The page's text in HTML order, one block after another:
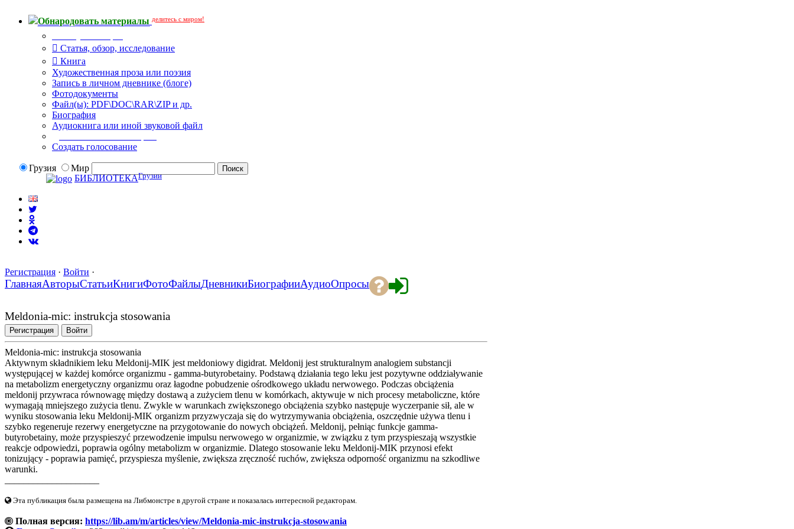
Обнародовать материалы делитесь с миром!
Статья, обзор, исследование
Книга
Художественная проза или поэзия
Запись в личном дневнике (блоге)
Фотодокументы
Файл(ы): PDF\DOC\RAR\ZIP и др.
Биография
Аудиокнига или иной звуковой файл
Создать голосование
Грузия
Мир
БИБЛИОТЕКАГрузии
Регистрация · Войти ·
ГлавнаяАвторыСтатьиКнигиФотоФайлыДневникиБиографииАудиоОпросы
Meldonia-mic: instrukcja stosowania
Регистрация Войти
Meldonia-mic: instrukcja stosowania
Aktywnym składnikiem leku Meldonij-MIK jest meldoniowy digidrat. Meldonij jest strukturalnym analogiem substancji
występującej w każdej komórce organizmu - gamma-butyrobetainy. Podstawą działania tego leku jest pozytywne oddziaływanie
na metabolizm energetyczny organizmu oraz łagodne pobudzenie ośrodkowego układu nerwowego. Podczas obciążenia
meldonij przywraca równowagę między dostawą a zużyciem tlenu w komórkach, aktywuje w nich procesy metaboliczne, które
wymagają mniejszego zużycia tlenu. Zwykle w warunkach zwiększonego obciążenia szybko następuje wyczerpanie sił, ale w
wyniku stosowania leku Meldonij-MIK organizm przyzwyczaja się do wytrzymywania obciążenia, oszczędnie używa tlenu i
szybko regeneruje rezerwy energetyczne na przygotowanie do nowych obciążeń. Meldonij, pełniąc funkcje gamma-
butyrobetainy, może przyspieszyć przewodzenie impulsu nerwowego w organizmie, w związku z tym przyspieszają wszystkie
reakcje odpowiedzi, poprawia ogólny metabolizm w organizmie. Dlatego stosowanie leku Meldonij-MIK przynosi efekt
tonizujący - poprawia pamięć, przyspiesza myślenie, zwiększa zręczność ruchów, zwiększa odporność organizmu na szkodliwe
warunki.
Эта публикация была размещена на Либмонстре в другой стране и показалась интересной редакторам.
Полная версия: https://lib.am/m/articles/view/Meldonia-mic-instrukcja-stosowania